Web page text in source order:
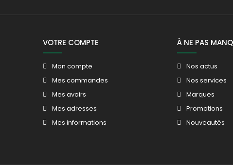
VOTRE COMPTE
Mon compte
Mes commandes
Mes avoirs
Mes adresses
Mes informations
À NE PAS
Nos actus
Nos services
Marques
Promotions
Nouveautés